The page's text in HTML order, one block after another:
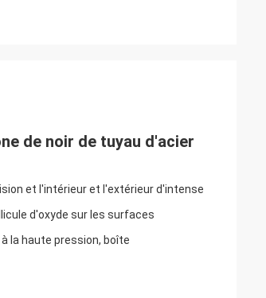
de noir de tuyau d'acier
et l'intérieur et l'extérieur d'intense
d'oxyde sur les surfaces
la haute pression, boîte